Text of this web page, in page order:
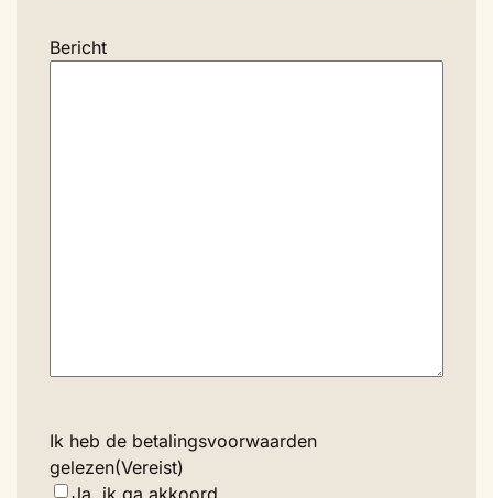
Bericht
Ik heb de betalingsvoorwaarden
gelezen(Vereist)